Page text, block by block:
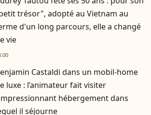
trésor", adopté au Vietnam au
d'un long parcours, elle a changé
vie
Castaldi dans un mobil-home
luxe : l’animateur fait visiter
hébergement dans
il séjourne